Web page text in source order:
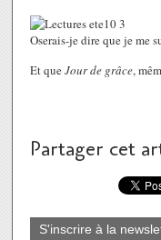
Oserais-je dire que je me
Et queJour de grâce,
Partager cet
S'inscrire à la